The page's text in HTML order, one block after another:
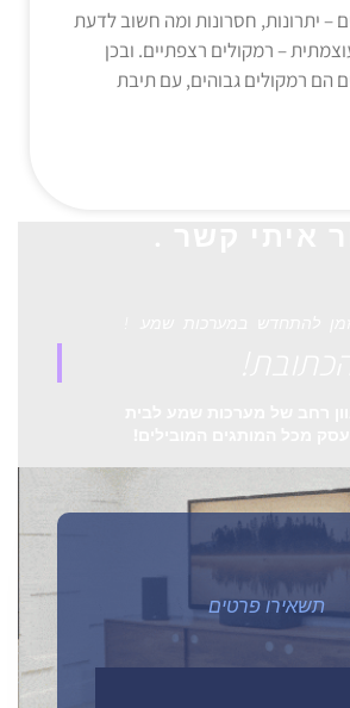
– יתרונות, חסרונות ומה חשוב לדעת
– רמקולים רצפתיים. ובכן
הם רמקולים גבוהים, עם תיבת
תשאירו פרטים